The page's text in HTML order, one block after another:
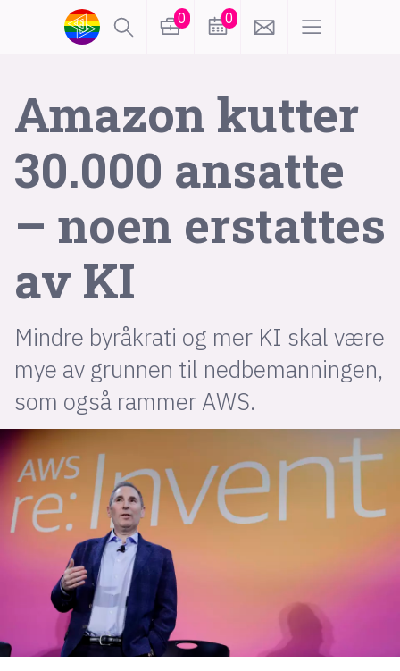
0 0
Amazon kutter
30.000 ansatte
– noen erstattes
av KI
Mindre byråkrati og mer KI skal være
mye av grunnen til nedbemanningen,
som også rammer AWS.
KI
karriere
meninger
sikkerhet
kontor
devops
tilgjengelighet
ukas koder
inn/ut
lys modus
mørk modus
nyhetsbrev
kode24-klubben
LinkedIn
Bluesky
Facebook